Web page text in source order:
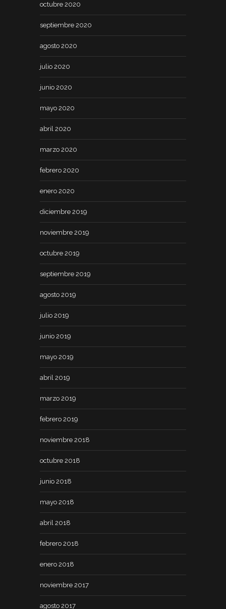
octubre 2020
septiembre 2020
agosto 2020
julio 2020
junio 2020
mayo 2020
abril 2020
marzo 2020
febrero 2020
enero 2020
diciembre 2019
noviembre 2019
octubre 2019
septiembre 2019
agosto 2019
julio 2019
junio 2019
mayo 2019
abril 2019
marzo 2019
febrero 2019
noviembre 2018
octubre 2018
junio 2018
mayo 2018
abril 2018
febrero 2018
enero 2018
noviembre 2017
agosto 2017